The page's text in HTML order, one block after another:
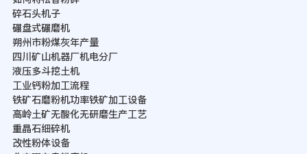
碎石头机子
碾盘式碾磨机
朔州市粉煤灰年产量
四川矿山机器厂机电分厂
液压多斗挖土机
工业钙粉加工流程
铁矿石磨粉机功率铁矿加工设备
高岭土矿无酸化无研磨生产工艺
重晶石细碎机
改性粉体设备